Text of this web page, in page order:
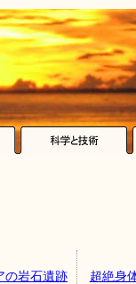
の岩石遺跡
超絶身